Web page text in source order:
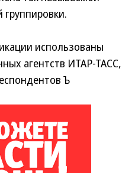
группировки.
использованы
агентств ИТАР-ТАСС,
Ъ